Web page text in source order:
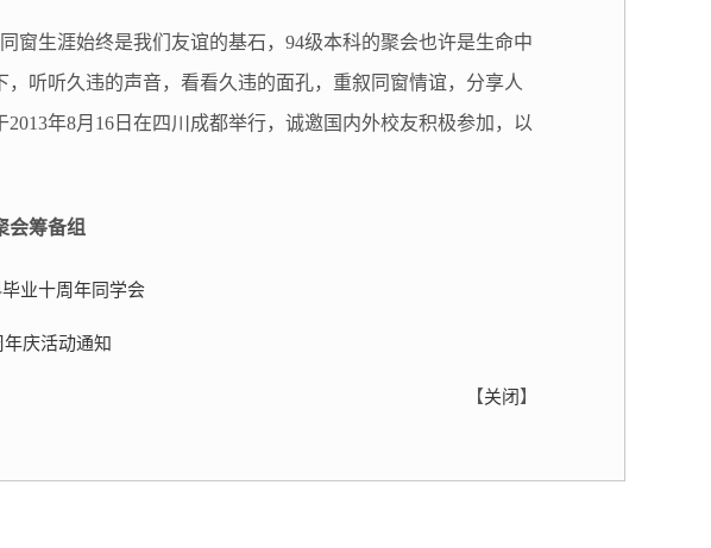
窗生涯始终是我们友谊的基石，94级本科的聚会也许是生命中
听听久违的声音，看看久违的面孔，重叙同窗情谊，分享人
年8月16日在四川成都举行，诚邀国内外校友积极参加，以
会筹备组
业十周年同学会
庆活动通知
【关闭 】